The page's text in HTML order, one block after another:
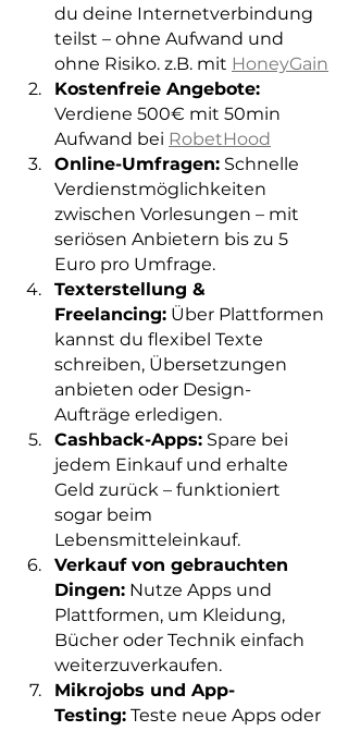
du deine Internetverbindung
teilst – ohne Aufwand und
ohne Risiko. z.B. mit HoneyGain
Kostenfreie Angebote:
Verdiene 500€ mit 50min
Aufwand bei RobetHood
Online-Umfragen: Schnelle
Verdienstmöglichkeiten
zwischen Vorlesungen – mit
seriösen Anbietern bis zu 5
Euro pro Umfrage.
Texterstellung &
Freelancing: Über Plattformen
kannst du flexibel Texte
schreiben, Übersetzungen
anbieten oder Design-
Aufträge erledigen.
Cashback-Apps: Spare bei
jedem Einkauf und erhalte
Geld zurück – funktioniert
sogar beim
Lebensmitteleinkauf.
Verkauf von gebrauchten
Dingen: Nutze Apps und
Plattformen, um Kleidung,
Bücher oder Technik einfach
weiterzuverkaufen.
Mikrojobs und App-
Testing: Teste neue Apps oder